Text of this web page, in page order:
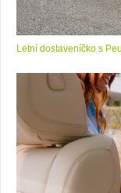
Letní dostaveníčko s